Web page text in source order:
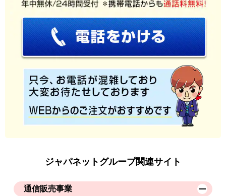
ジャパネットグループ関連サイト
通信販売事業